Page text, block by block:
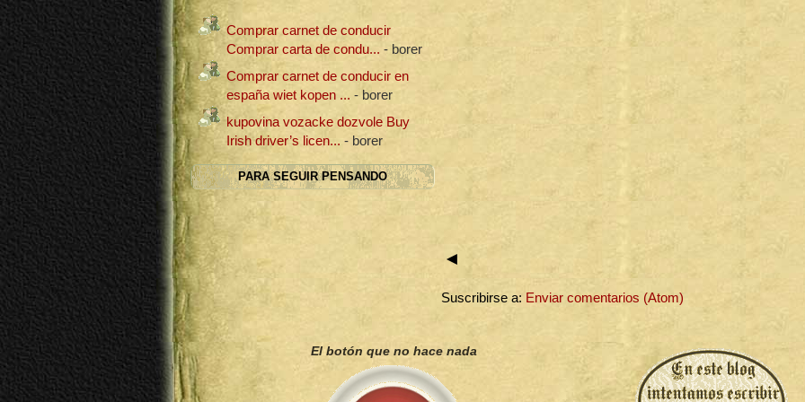
◄
Suscribirse a: Enviar comentarios (Atom)
Comprar carnet de conducir
Comprar carta de condu... - borer
Comprar carnet de conducir en
españa wiet kopen ... - borer
kupovina vozacke dozvole Buy
Irish driver’s licen... - borer
PARA SEGUIR PENSANDO
El botón que no hace nada